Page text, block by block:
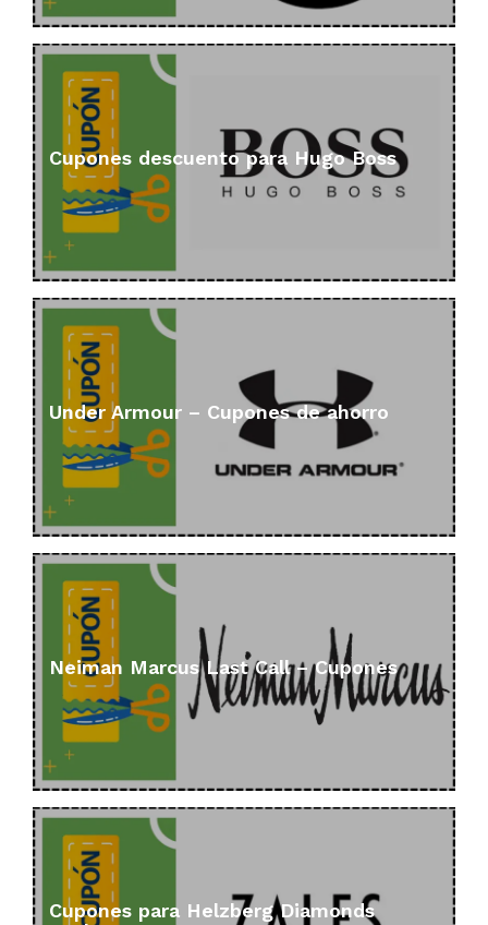
Cupones descuento para Hugo Boss
Under Armour – Cupones de ahorro
Neiman Marcus Last Call – Cupones
Cupones para Helzberg Diamonds